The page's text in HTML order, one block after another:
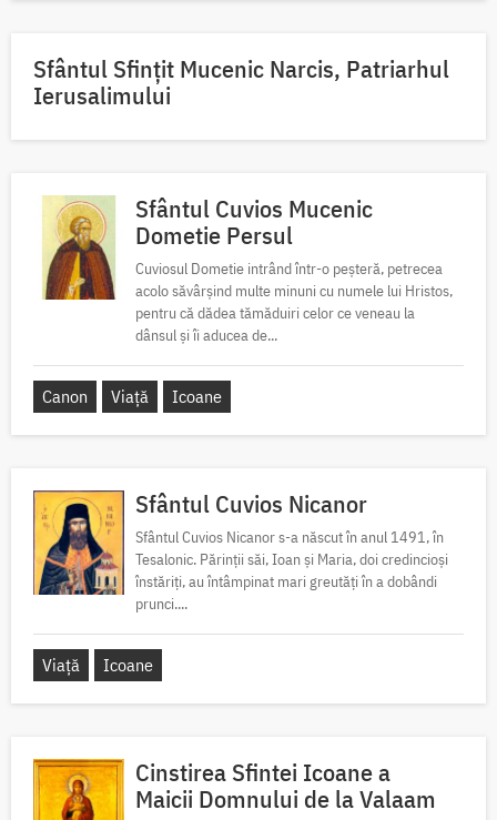
Sfântul Sfinţit Mucenic Narcis, Patriarhul
Ierusalimului
Sfântul Cuvios Mucenic
Dometie Persul
Cuviosul Dometie intrând într-o peșteră, petrecea
acolo săvârșind multe minuni cu numele lui Hristos,
pentru că dădea tămăduiri celor ce veneau la
dânsul și îi aducea de...
Canon Viață Icoane
Sfântul Cuvios Nicanor
Sfântul Cuvios Nicanor s-a născut în anul 1491, în
Tesalonic. Părinții săi, Ioan și Maria, doi credincioși
înstăriți, au întâmpinat mari greutăți în a dobândi
prunci....
Viață Icoane
Cinstirea Sfintei Icoane a
Maicii Domnului de la Valaam